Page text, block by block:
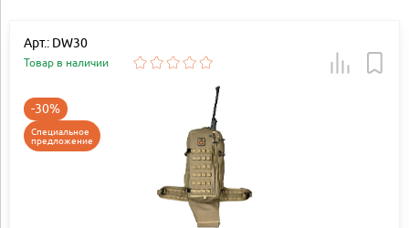
Арт.: DW30
Товар в наличии
-30%
Специальное
предложение